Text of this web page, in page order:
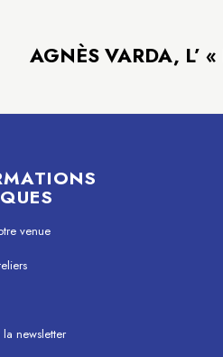
AGNÈS VARDA, L’
venue
la newsletter